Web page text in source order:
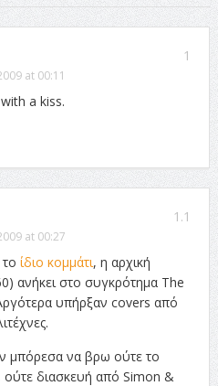
1
at 00:11
a kiss.
1.1
at 00:27
ίδιο κομμάτι, η αρχική
ανήκει στο συγκρότημα The
υπήρξαν covers από
μπόρεσα να βρω ούτε το
διασκευή από Simon &